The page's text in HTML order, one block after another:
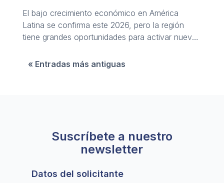
El bajo crecimiento económico en América
Latina se confirma este 2026, pero la región
tiene grandes oportunidades para activar nueva
« Entradas más antiguas
Suscríbete a nuestro
newsletter
Datos del solicitante